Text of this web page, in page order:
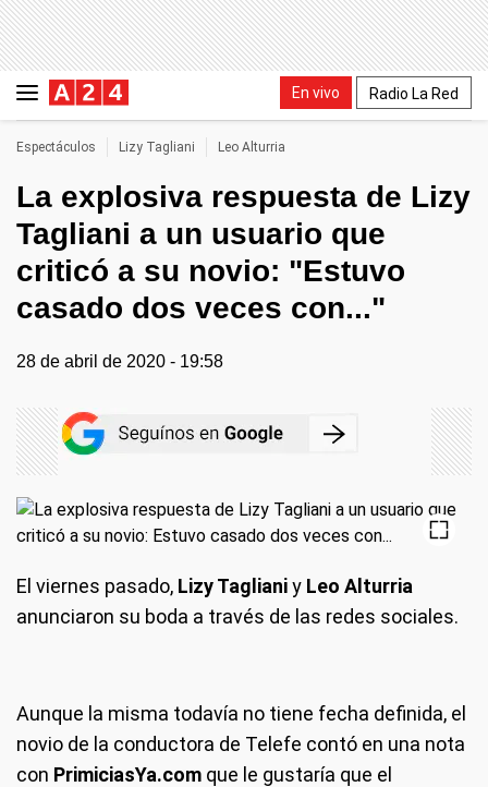
En vivo Radio La Red
Espectáculos Lizy Tagliani Leo Alturria
La explosiva respuesta de Lizy
Tagliani a un usuario que
criticó a su novio: "Estuvo
casado dos veces con..."
28 de abril de 2020 - 19:58
El viernes pasado, Lizy Taglianiy Leo Alturria
anunciaron su boda a través de las redes sociales.
Aunque la misma todavía no tiene fecha definida, el
novio de la conductora de Telefe contó en una nota
con PrimiciasYa.com que le gustaría que el